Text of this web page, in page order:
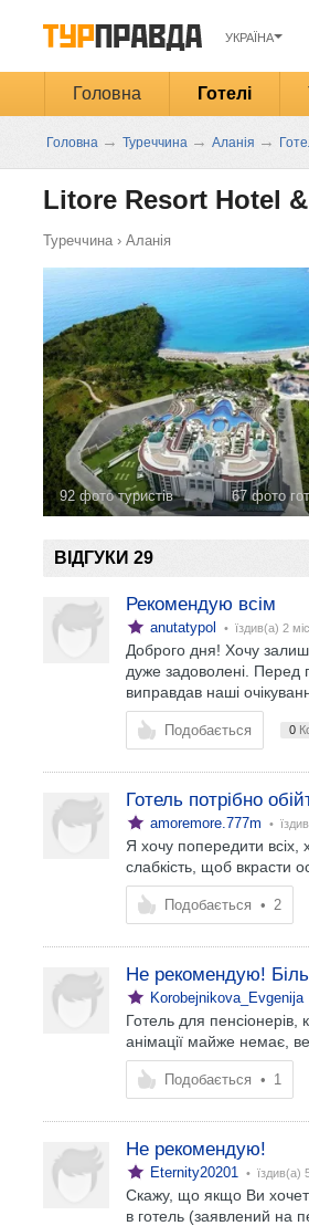
УКРАЇНА
Головна Готелі
Головна → Туреччина → Аланія →
Litore Resort Hotel
Туреччина› Аланія
92 фото туристів 67 фото
ВІДГУКИ 29
Рекомендую всім
anutatypol • їздив(а) 2
Доброго дня! Хочу
дуже задоволені. Перед
виправдав наші
Подобається 0
Готель потрібно
amoremore.777m •
Я хочу попередити всіх,
слабкість, щоб вкрасти
Подобається • 2
Не рекомендую!
Korobejnikova_Evgenija
Готель для пенсіонерів,
анімації майже немає,
Подобається • 1
Не рекомендую!
Eternity20201 • їздив(а)
Скажу, що якщо Ви
в готель (заявлений на